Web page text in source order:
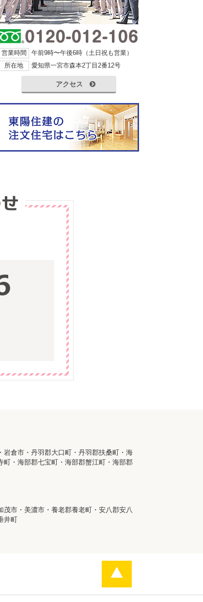
営業時間
午前9時〜午後6時（土日祝も営業）
所在地
愛知県一宮市森本2丁目2番12号
アクセス
倉市・丹羽郡大口町・丹羽郡扶桑町・海
・海部郡七宝町・海部郡蟹江町・海部郡
市・美濃市・養老郡養老町・安八郡安八
井町